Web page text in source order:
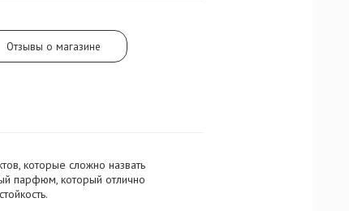
Отзывы о магазине
которые сложно назвать
парфюм, который отлично